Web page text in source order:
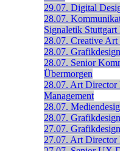
29.07. Digital
28.07.
Signaletik Stuttgart
28.07. Creative
28.07.
28.07. Senior
Übermorgen
28.07. Art Director
Management
28.07.
28.07.
27.07.
27.07. Art Director